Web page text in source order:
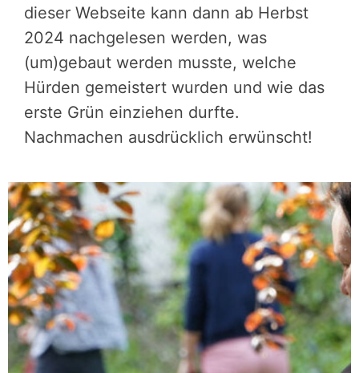
dieser Webseite kann dann ab Herbst
2024 nachgelesen werden, was
(um)gebaut werden musste, welche
Hürden gemeistert wurden und wie das
erste Grün einziehen durfte.
Nachmachen ausdrücklich erwünscht!